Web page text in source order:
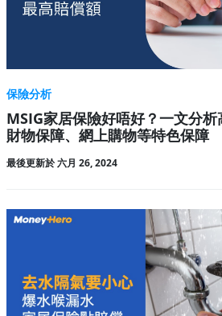
保險分析
MSIG家居保險好唔好？一文分
財物保障、網上購物等特色保障
最後更新於 六月 26, 2024